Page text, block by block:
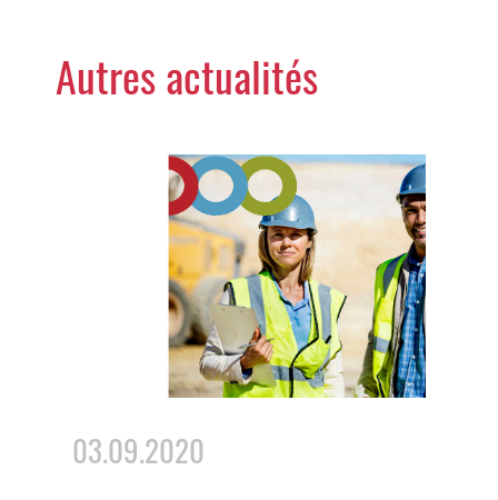
Autres actualités
03.09.2020